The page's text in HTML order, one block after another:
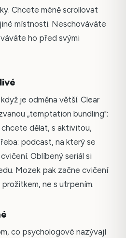
Chcete méně scrollovat
místnosti. Neschováváte
ho před svými
je odměna větší. Clear
„temptation bundling":
dělat, s aktivitou,
podcast, na který se
Oblíbený seriál si
Mozek pak začne cvičení
ne s utrpením.
co psychologové nazývají